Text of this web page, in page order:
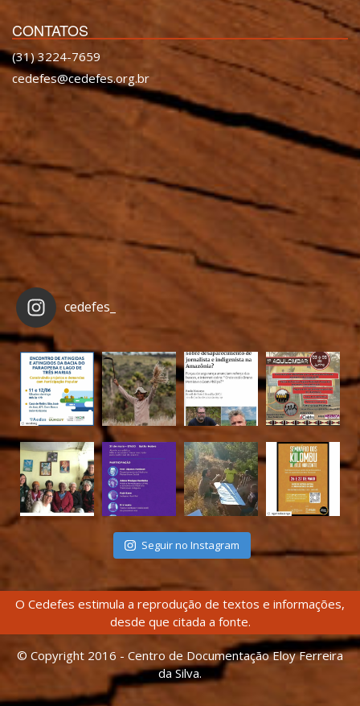
CONTATOS
(31) 3224-7659
cedefes@cedefes.org.br
cedefes_
Seguir no Instagram
O Cedefes estimula a reprodução de textos e informações,
desde que citada a fonte.
© Copyright 2016 - Centro de Documentação Eloy Ferreira
da Silva.